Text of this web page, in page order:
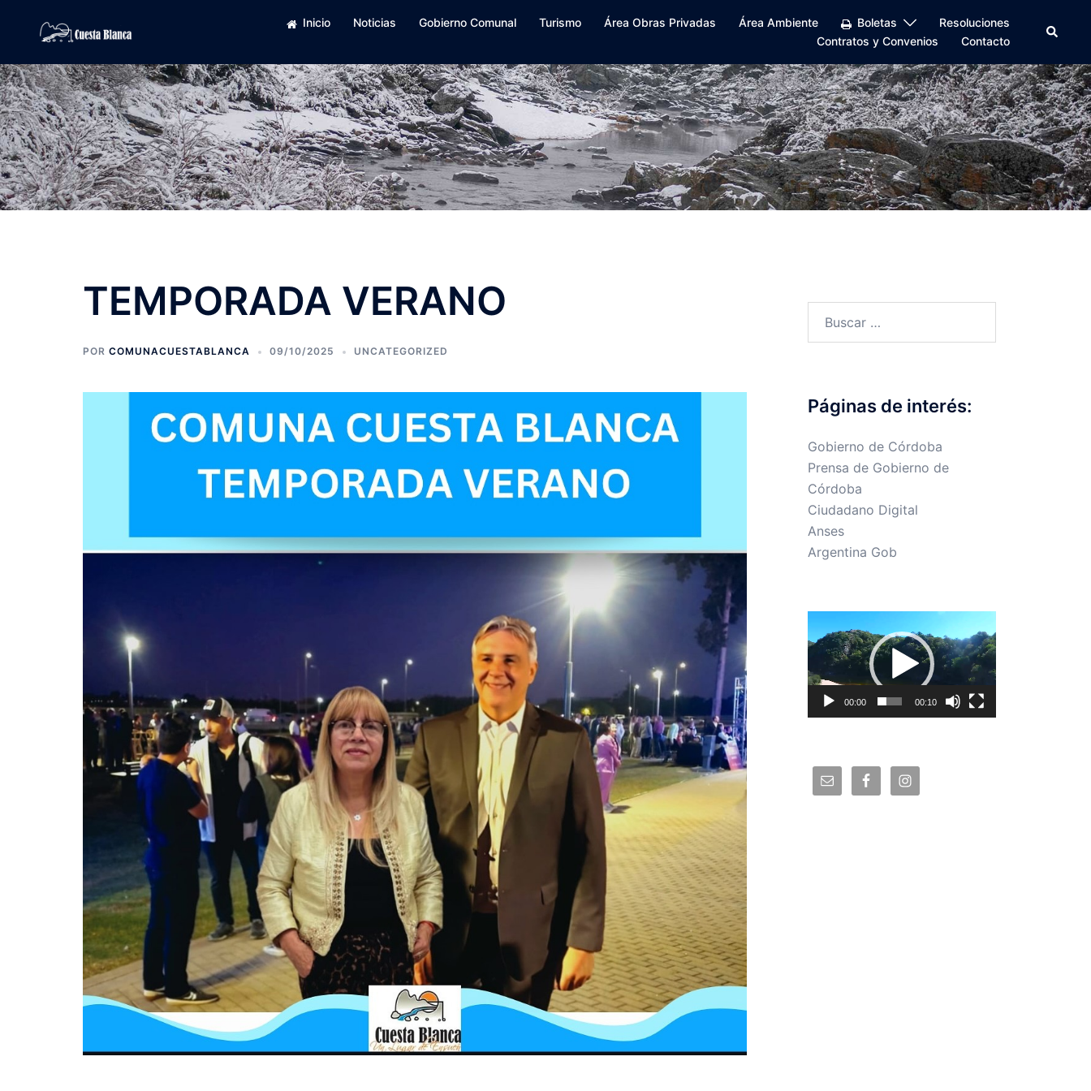
Inicio Noticias Gobierno Comunal Turismo Área Obras Privadas Área Ambiente Boletas
Resoluciones
Contratos y Convenios
Contacto
Buscar
TEMPORADA VERANO
POR COMUNACUESTABLANCA 09/10/2025 UNCATEGORIZED
Páginas de interés:
Gobierno de Córdoba
Prensa de Gobierno de
Córdoba
Ciudadano Digital
Anses
Argentina Gob
de
vídeo
00:00 00:10